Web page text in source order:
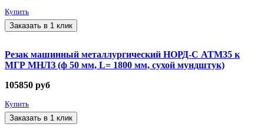
Купить
Заказать в 1 клик
Резак машинный металлургический НОРД-С АТМ35 к
МГР МНЛЗ (ф 50 мм, L= 1800 мм, сухой мундштук)
105850 руб
Купить
Заказать в 1 клик